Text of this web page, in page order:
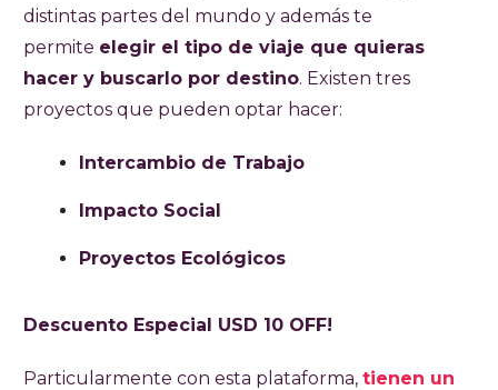
distintas partes del mundo y además te
permite elegir el tipo de viaje que quieras
hacer y buscarlo por destino. Existen tres
proyectos que pueden optar hacer:
Intercambio de Trabajo
Impacto Social
Proyectos Ecológicos
Descuento Especial USD 10 OFF!
Particularmente con esta plataforma, tienen un